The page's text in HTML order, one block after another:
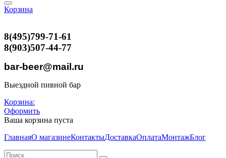
Корзина
8(495)799-71-61
8(903)507-44-77
bar-beer@mail.ru
Выездной пивной бар
Корзина:
Оформить
Ваша корзина пуста
ГлавнаяО магазинеКонтактыДоставкаОплатаМонтажБлог